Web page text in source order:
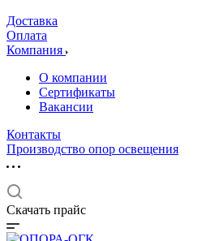
Доставка
Оплата
Компания
О компании
Сертификаты
Вакансии
Контакты
Производство опор освещения
Скачать прайс